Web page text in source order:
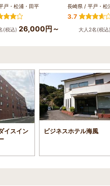
戸・松浦・田平
(税込) 26,000円～
長崎県 / 平戸・松
3.7
大人2名(税
イスイン
ビジネスホテル海風